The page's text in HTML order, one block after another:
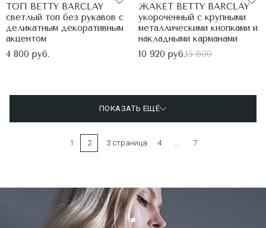
ТОП BETTY BARCLAY
светлый топ без рукавов с
деликатным декоративным
акцентом
4 800 руб.
ЖАКЕТ BETTY BARCLAY
укороченный с крупными
металлическими кнопками и
накладными карманами
10 920 руб.15 600
ПОКАЗАТЬ ЕЩЁ
1 2 3 страница 4 7